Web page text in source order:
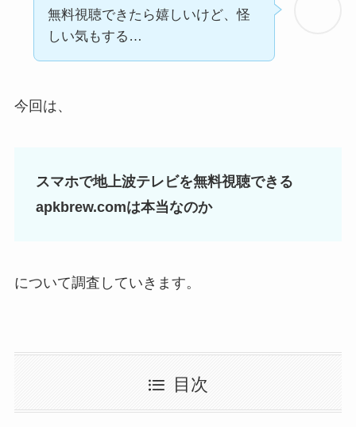
無料視聴できたら嬉しいけど、怪
しい気もする…
今回は、
スマホで地上波テレビを無料視聴できる
apkbrew.comは本当なのか
について調査していきます。
目次